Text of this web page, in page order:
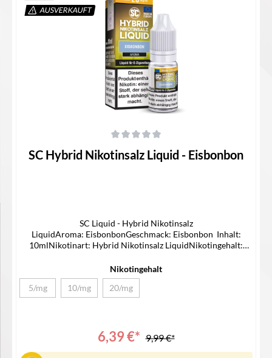
Details
AUSVERKAUFT
SC Hybrid Nikotinsalz Liquid - Eisbonbon
SC Liquid - Hybrid Nikotinsalz
LiquidAroma: EisbonbonGeschmack: Eisbonbon Inhalt:
10mlNikotinart: Hybrid Nikotinsalz LiquidNikotingehalt:
Bedienungsanleitung
Nikotingehalt
5/mg
(Diese Option ist zurzeit nicht verfügbar.)
10/mg(Diese Option ist zurzeit nicht verfügbar.)
20/mg(Diese Option ist zurzeit nicht verfügbar.)
6,39 €* 9,99 €*